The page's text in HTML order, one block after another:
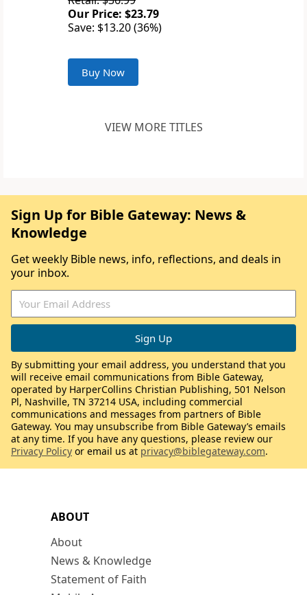
Our Price: $23.79
Save: $13.20 (36%)
Buy Now
VIEW MORE TITLES
ABOUT
About
News & Knowledge
Statement of Faith
Sign Up for Bible Gateway: News &
Knowledge
Get weekly Bible news, info, reflections, and deals in
your inbox.
By submitting your email address, you understand that you
will receive email communications from Bible Gateway,
operated by HarperCollins Christian Publishing, 501 Nelson
Pl, Nashville, TN 37214 USA, including commercial
communications and messages from partners of Bible
Gateway. You may unsubscribe from Bible Gateway’s emails
at any time. If you have any questions, please review our
Privacy Policy or email us at privacy@biblegateway.com.